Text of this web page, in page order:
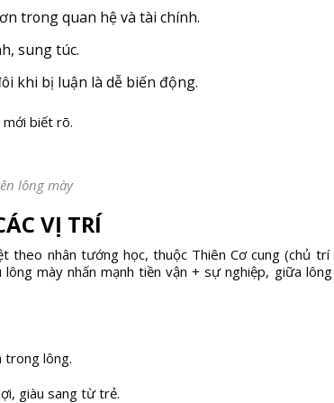
trong quan hệ và tài chính.
sung túc.
khi bị luận là dễ biến động.
biết rõ.
lông mày
VỊ TRÍ
nhân tướng học, thuộc Thiên Cơ cung (chủ trí
mày nhấn mạnh tiền vận + sự nghiệp, giữa
trong lông.
giàu sang từ trẻ.